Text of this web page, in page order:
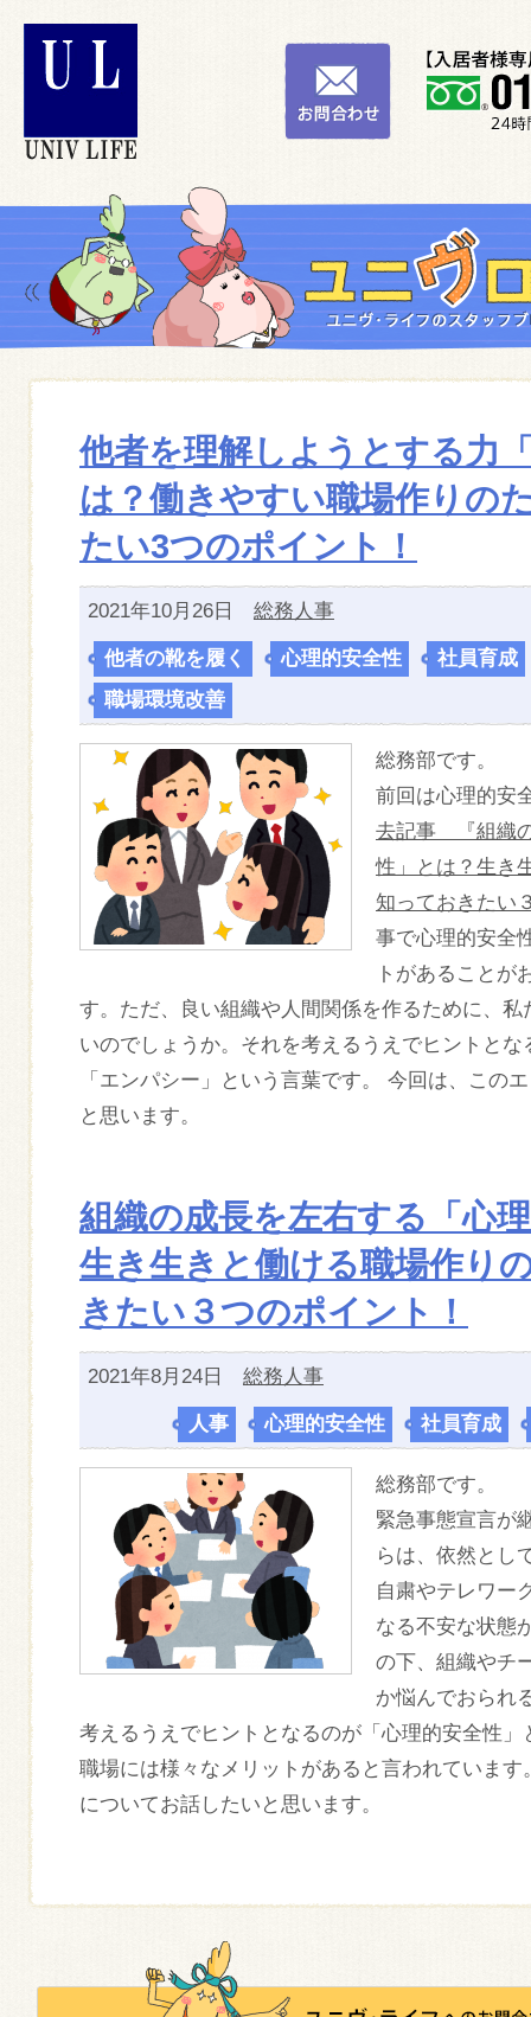
他者を理解しようとする力
は？働きやすい職場作りの
たい3つのポイント！
2021年10月26日 総務人事
他者の靴を履く 心理的安全性 社員育成
職場環境改善
総務部です。
前回は心理的安
去記事 『組織
性」とは？生き
知っておきたい
事で心理的安全
トがあることが
す。ただ、良い組織や人間関係を作るために、
いのでしょうか。それを考えるうえでヒントと
「エンパシー」という言葉です。 今回は、この
と思います。
組織の成長を左右する「心
生き生きと働ける職場作り
きたい３つのポイント！
2021年8月24日 総務人事
人事 心理的安全性 社員育成
総務部です。
緊急事態宣言が
らは、依然とし
自粛やテレワー
なる不安な状態
の下、組織やチ
か悩んでおられ
考えるうえでヒントとなるのが「心理的安全性
職場には様々なメリットがあると言われていま
についてお話したいと思います。